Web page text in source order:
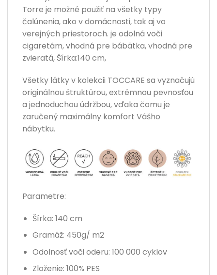
Torre je možné použiť na všetky typy
čalúnenia, ako v domácnosti, tak aj vo
verejných priestoroch. je odolná voči
cigaretám, vhodná pre bábätka, vhodná pre
zvieratá, Šírka:140 cm,
Všetky látky v kolekcii TOCCARE sa vyznačujú
originálnou štruktúrou, extrémnou pevnosťou
a jednoduchou údržbou, vďaka čomu je
zaručený maximálny komfort Vášho
nábytku.
Parametre:
Šírka: 140 cm
Gramáž: 450g/ m2
Odolnosť voči oderu: 100 000 cyklov
Zloženie: 100% PES